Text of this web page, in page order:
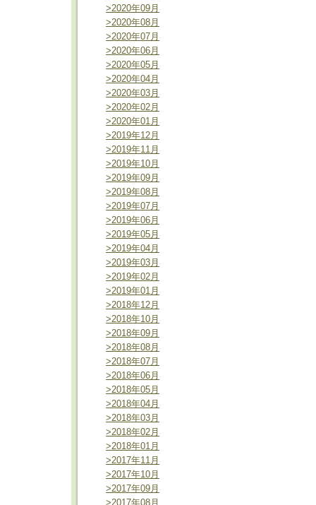
>2020年09月
>2020年08月
>2020年07月
>2020年06月
>2020年05月
>2020年04月
>2020年03月
>2020年02月
>2020年01月
>2019年12月
>2019年11月
>2019年10月
>2019年09月
>2019年08月
>2019年07月
>2019年06月
>2019年05月
>2019年04月
>2019年03月
>2019年02月
>2019年01月
>2018年12月
>2018年10月
>2018年09月
>2018年08月
>2018年07月
>2018年06月
>2018年05月
>2018年04月
>2018年03月
>2018年02月
>2018年01月
>2017年11月
>2017年10月
>2017年09月
>2017年08月